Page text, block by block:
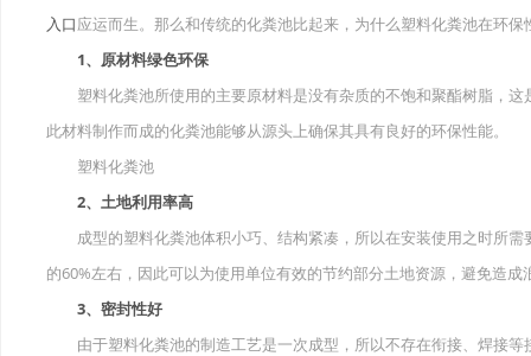
在安装绵阳玻璃钢化粪池时可能遇到这些难题
使用成都玻璃钢化粪池的七大好处你都记住了吗？
入口应运而生。那么和传统的化粪池比起来，为什么塑料化粪池在环
1、原材料绿色环保
塑料化粪池所使用的主要原材料是没有杂质的不饱和聚酯树脂，这
此材料制作而成的化粪池能够从源头上确保其具有良好的环保性能。
塑料化粪池
2、土地利用率高
成型的塑料化粪池体积小巧、结构紧凑，所以在安装使用之时所需
的60%左右，因此可以为使用单位有效的节约部分土地资源，避免造成
3、密封性好
由于塑料化粪池的制造工艺是一次成型，所以不存在衔接、焊接等